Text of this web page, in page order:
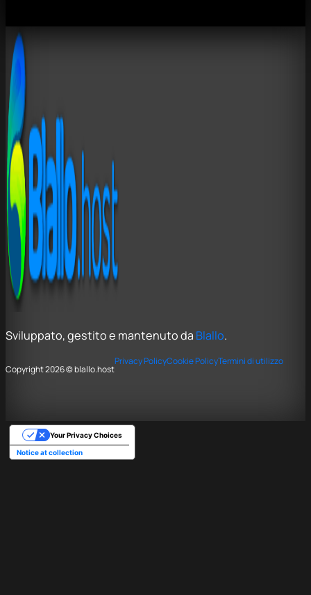
Sviluppato, gestito e mantenuto da Blallo.
Copyright 2026 © blallo.host
Privacy PolicyCookie PolicyTermini di utilizzo
Notice at collection
Your Privacy Choices